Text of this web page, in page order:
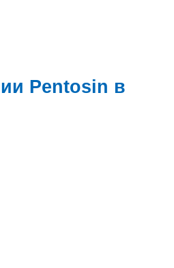
Pentosin в